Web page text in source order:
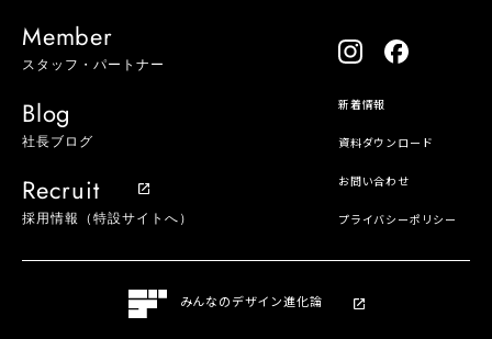
Member
スタッフ・パートナー
Blog
社長ブログ
Recruit
採用情報（特設サイトへ）
新着情報
資料ダウンロード
お問い合わせ
プライバシーポリシー
みんなのデザイン進化論